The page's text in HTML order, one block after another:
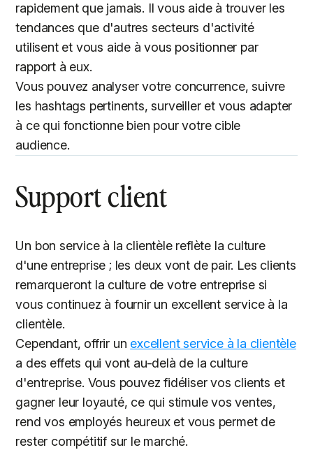
rapidement que jamais. Il vous aide à trouver les
tendances que d'autres secteurs d'activité
utilisent et vous aide à vous positionner par
rapport à eux.
Vous pouvez analyser votre concurrence, suivre
les hashtags pertinents, surveiller et vous adapter
à ce qui fonctionne bien pour votre cible
audience.
Support client
Un bon service à la clientèle reflète la culture
d'une entreprise ; les deux vont de pair. Les clients
remarqueront la culture de votre entreprise si
vous continuez à fournir un excellent service à la
clientèle.
Cependant, offrir un excellent service à la clientèle
a des effets qui vont au-delà de la culture
d'entreprise. Vous pouvez fidéliser vos clients et
gagner leur loyauté, ce qui stimule vos ventes,
rend vos employés heureux et vous permet de
rester compétitif sur le marché.